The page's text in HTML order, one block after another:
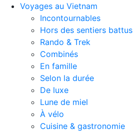
Voyages au Vietnam
Incontournables
Hors des sentiers battus
Rando & Trek
Combinés
En famille
Selon la durée
De luxe
Lune de miel
À vélo
Cuisine & gastronomie